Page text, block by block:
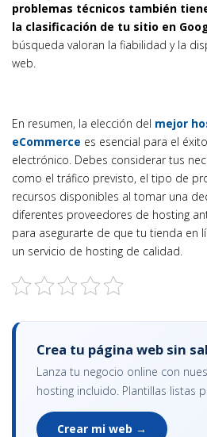
problemas técnicos también
la clasificación de tu sitio en
búsqueda valoran la fiabilidad y la
web.
En resumen, la elección del mejor
eCommerce es esencial para el
electrónico. Debes considerar tus
como el tráfico previsto, el tipo de
recursos disponibles al tomar una
diferentes proveedores de hosting
para asegurarte de que tu tienda en
un servicio de hosting de calidad.
Crea tu página web sin
Lanza tu negocio online con
hosting incluido. Plantillas listas
Crear mi web →